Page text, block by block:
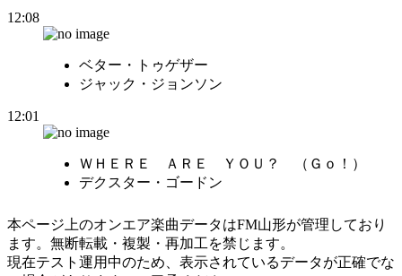
12:08
ベター・トゥゲザー
ジャック・ジョンソン
12:01
ＷＨＥＲＥ ＡＲＥ ＹＯＵ？ （Ｇｏ！）
デクスター・ゴードン
本ページ上のオンエア楽曲データはFM山形が管理しており
ます。無断転載・複製・再加工を禁じます。
現在テスト運用中のため、表示されているデータが正確でな